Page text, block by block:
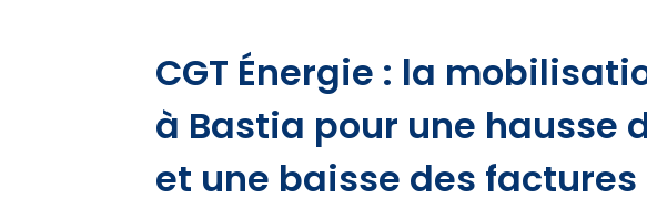
CGT Énergie : la
à Bastia pour une hausse
et une baisse des factures